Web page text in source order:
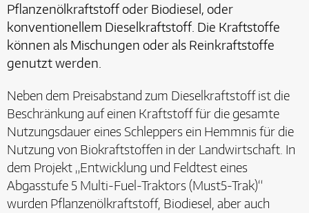
Pflanzenölkraftstoff oder Biodiesel, oder
konventionellem Dieselkraftstoff. Die Kraftstoffe
können als Mischungen oder als Reinkraftstoffe
genutzt werden.
Neben dem Preisabstand zum Dieselkraftstoff ist die
Beschränkung auf einen Kraftstoff für die gesamte
Nutzungsdauer eines Schleppers ein Hemmnis für die
Nutzung von Biokraftstoffen in der Landwirtschaft. In
dem Projekt „Entwicklung und Feldtest eines
Abgasstufe 5 Multi-Fuel-Traktors (Must5-Trak)“
wurden Pflanzenölkraftstoff, Biodiesel, aber auch